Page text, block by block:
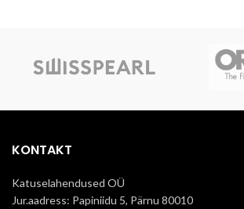
KONTAKT
Katuselahendused OÜ
Jur.aadress: Papiniidu 5, Pärnu 80010